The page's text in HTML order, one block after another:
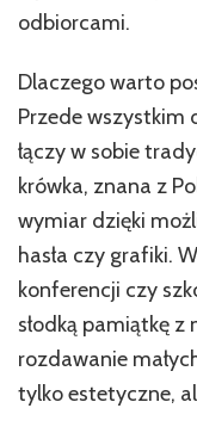
odbiorcami.
Dlaczego warto
Przede wszystkim
łączy w sobie
krówka, znana z
wymiar dzięki
hasła czy grafiki.
konferencji czy
słodką pamiątkę
rozdawanie
tylko estetyczne,